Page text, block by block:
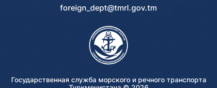
foreign_dept@tmrl.gov.tm
Государственная служба морского и речного транспорта